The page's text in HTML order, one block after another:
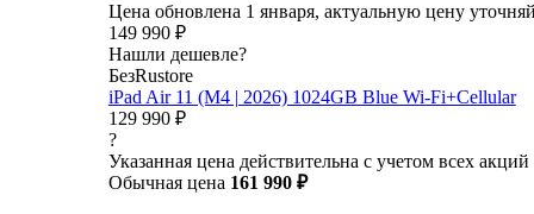
Цена обновлена 1 января, актуальную цену
149 990 ₽
Нашли дешевле?
БезRustore
iPad Air 11 (M4 | 2026) 1024GB Blue Wi-Fi+Cellular
129 990 ₽
?
Указанная цена действительна с учетом всех акций
Обычная цена 161 990 ₽